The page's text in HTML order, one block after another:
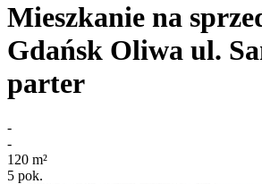
Mieszkanie na
Gdańsk Oliwa ul.
parter
-
-
120 m²
5 pok.